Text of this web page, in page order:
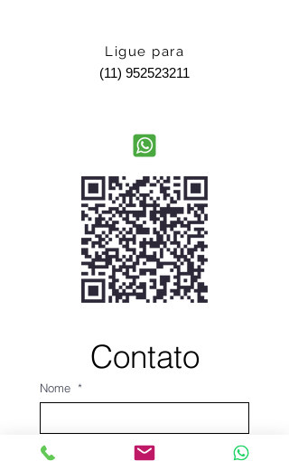
Ligue para
(11) 952523211
Contato
Nome *